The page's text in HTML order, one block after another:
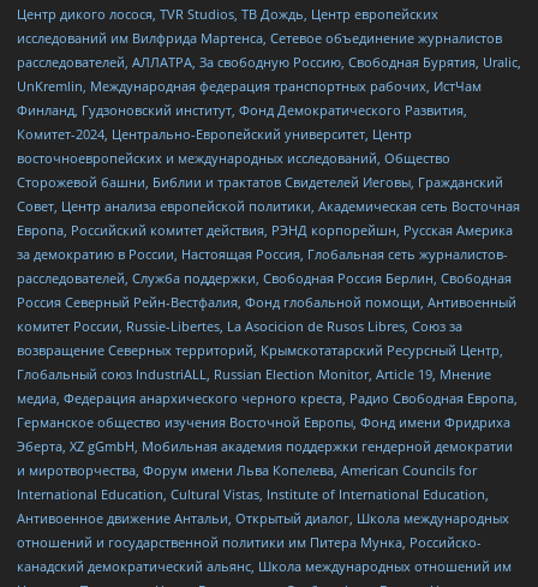
Центр дикого лосося, TVR Studios, ТВ Дождь, Центр европейских
исследований им Вилфрида Мартенса, Сетевое объединение журналистов
расследователей, АЛЛАТРА, За свободную Россию, Свободная Бурятия, Uralic,
UnKremlin, Международная федерация транспортных рабочих, ИстЧам
Финланд, Гудзоновский институт, Фонд Демократического Развития,
Комитет-2024, Центрально-Европейский университет, Центр
восточноевропейских и международных исследований, Общество
Сторожевой башни, Библии и трактатов Свидетелей Иеговы, Гражданский
Совет, Центр анализа европейской политики, Академическая сеть Восточная
Европа, Российский комитет действия, РЭНД корпорейшн, Русская Америка
за демократию в России, Настоящая Россия, Глобальная сеть журналистов-
расследователей, Служба поддержки, Свободная Россия Берлин, Свободная
Россия Северный Рейн-Вестфалия, Фонд глобальной помощи, Антивоенный
комитет России, Russie-Libertes, La Asocicion de Rusos Libres, Союз за
возвращение Северных территорий, Крымскотатарский Ресурсный Центр,
Глобальный союз IndustriALL, Russian Election Monitor, Article 19, Мнение
медиа, Федерация анархического черного креста, Радио Свободная Европа,
Германское общество изучения Восточной Европы, Фонд имени Фридриха
Эберта, XZ gGmbH, Мобильная академия поддержки гендерной демократии
и миротворчества, Форум имени Льва Копелева, American Councils for
International Education, Cultural Vistas, Institute of International Education,
Антивоенное движение Антальи, Открытый диалог, Школа международных
отношений и государственной политики им Питера Мунка, Российско-
канадский демократический альянс, Школа международных отношений им